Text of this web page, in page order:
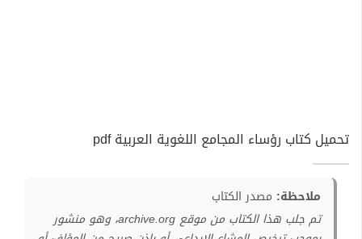
تحميل كتاب رؤساء المجامع اللغوية العربية pdf
ملاحظة: مصدر الكتاب
تم جلب هذا الكتاب من موقع archive.org، وهو منشور